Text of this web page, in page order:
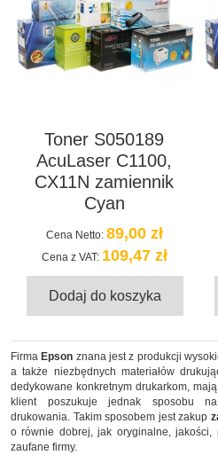
Toner S050189
AcuLaser C1100,
CX11N zamiennik
Cyan
Cena Netto: 89,00 zł
Cena z VAT: 109,47 zł
Dodaj do koszyka
Firma Epson znana jest z produkcji
a także niezbędnych materiałów
dedykowane konkretnym drukarkom,
klient poszukuje jednak sposobu
drukowania. Takim sposobem jest zakup
o równie dobrej, jak oryginalne, jakości,
zaufane firmy.